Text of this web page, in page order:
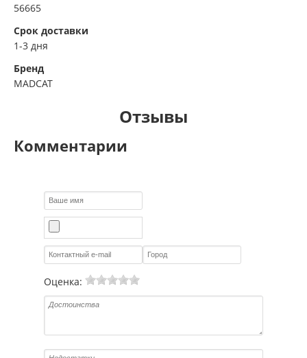
56665
Срок доставки
1-3 дня
Бренд
MADCAT
Отзывы
Комментарии
Оценка: